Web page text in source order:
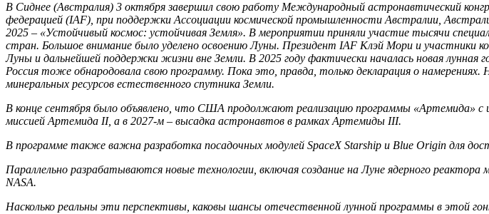
В Сиднее (Австралия) 3 октября завершил свою работу Международный астронавтический
федерацией (IAF), при поддержки Ассоциации космической промышленности Австралии,
2025 – «Устойчивый космос: устойчивая Земля». В мероприятии приняли участие тысячи
стран. Большое внимание было уделено освоению Луны. Президент IAF Клэй Мори и участники
Луны и дальнейшей поддержки жизни вне Земли. В 2025 году фактически началась новая
Россия тоже обнародовала свою программу. Пока это, правда, только декларация о
минеральных ресурсов естественного спутника Земли.
В конце сентября было объявлено, что США продолжают реализацию программы «Артемида» с
миссией Артемида II, а в 2027-м – высадка астронавтов в рамках Артемиды III.
В программе также важна разработка посадочных модулей SpaceX Starship и Blue Origin для
Параллельно разрабатываются новые технологии, включая создание на Луне ядерного
NASA.
Насколько реальны эти перспективы, каковы шансы отечественной лунной программы в этой